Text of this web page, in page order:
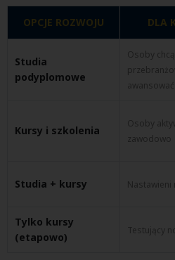
OPCJE ROZWOJU DLA
Studia
podyplomowe
Osoby
awansować
Kursy i szkolenia
Osoby
zawodowo
Studia + kursy Nastawieni
Tylko kursy
(etapowo)
Testujący